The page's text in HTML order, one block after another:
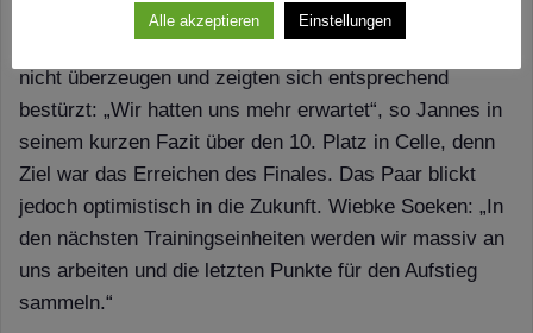
Bei der Landesmeisterschaft der Hauptgruppe D in
Celle konnten Wiebke Soeken und Jannes Pinn leider
nicht überzeugen und zeigten sich entsprechend
bestürzt: „Wir hatten uns mehr erwartet“, so Jannes in
seinem kurzen Fazit über den 10. Platz in Celle, denn
Ziel war das Erreichen des Finales. Das Paar blickt
jedoch optimistisch in die Zukunft. Wiebke Soeken: „In
den nächsten Trainingseinheiten werden wir massiv an
uns arbeiten und die letzten Punkte für den Aufstieg
sammeln.“
Alle akzeptieren Einstellungen